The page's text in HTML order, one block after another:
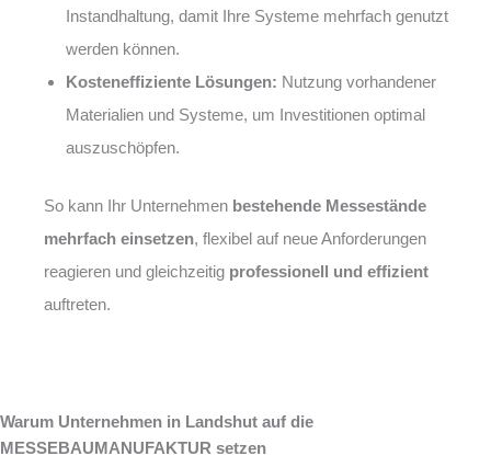
Instandhaltung, damit Ihre Systeme mehrfach genutzt
werden können.
Kosteneffiziente Lösungen: Nutzung vorhandener
Materialien und Systeme, um Investitionen optimal
auszuschöpfen.
So kann Ihr Unternehmen bestehende Messestände
mehrfach einsetzen, flexibel auf neue Anforderungen
reagieren und gleichzeitig professionell und effizient
auftreten.
Warum Unternehmen in Landshut auf die
MESSEBAUMANUFAKTUR setzen